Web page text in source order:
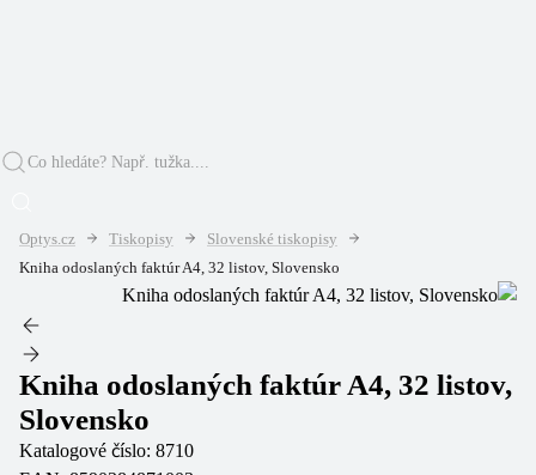
Optys.cz Tiskopisy
Slovenské tiskopisy
Kniha odoslaných faktúr A4, 32 listov, Slovensko
Kniha odoslaných faktúr A4, 32 listov,
Slovensko
Katalogové číslo: 8710